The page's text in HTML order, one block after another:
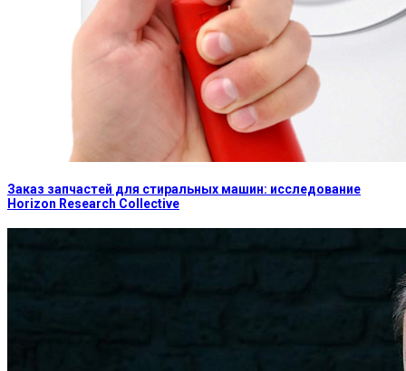
Заказ запчастей для стиральных машин: исследование
Horizon Research Collective